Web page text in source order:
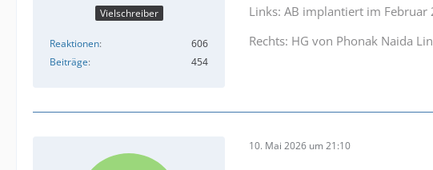
Vielschreiber
Reaktionen
606
Beiträge
454
Links: AB implantiert im Februar
Rechts: HG von Phonak Naida
10. Mai 2026 um 21:10